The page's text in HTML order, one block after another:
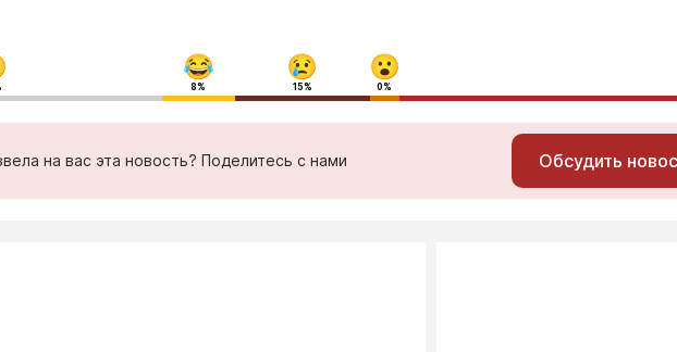
8% 15% 0%
на вас эта новость? Поделитесь с нами Обсудить